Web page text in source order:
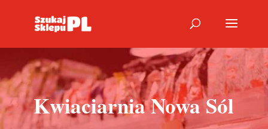
Kwiaciarnia Nowa Sól